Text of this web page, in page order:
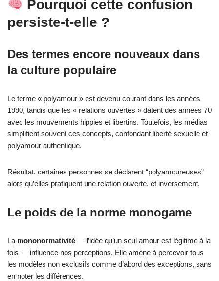
Pourquoi cette confusion
persiste-t-elle ?
Des termes encore nouveaux dans
la culture populaire
Le terme « polyamour » est devenu courant dans les années
1990, tandis que les « relations ouvertes » datent des années 70
avec les mouvements hippies et libertins. Toutefois, les médias
simplifient souvent ces concepts, confondant liberté sexuelle et
polyamour authentique.
Résultat, certaines personnes se déclarent “polyamoureuses”
alors qu’elles pratiquent une relation ouverte, et inversement.
Le poids de la norme monogame
La mononormativité — l’idée qu’un seul amour est légitime à la
fois — influence nos perceptions. Elle amène à percevoir tous
les modèles non exclusifs comme d’abord des exceptions, sans
en noter les différences.